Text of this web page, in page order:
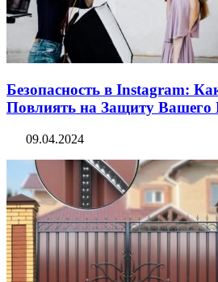
Безопасность в Instagram:
Повлиять на Защиту
09.04.2024